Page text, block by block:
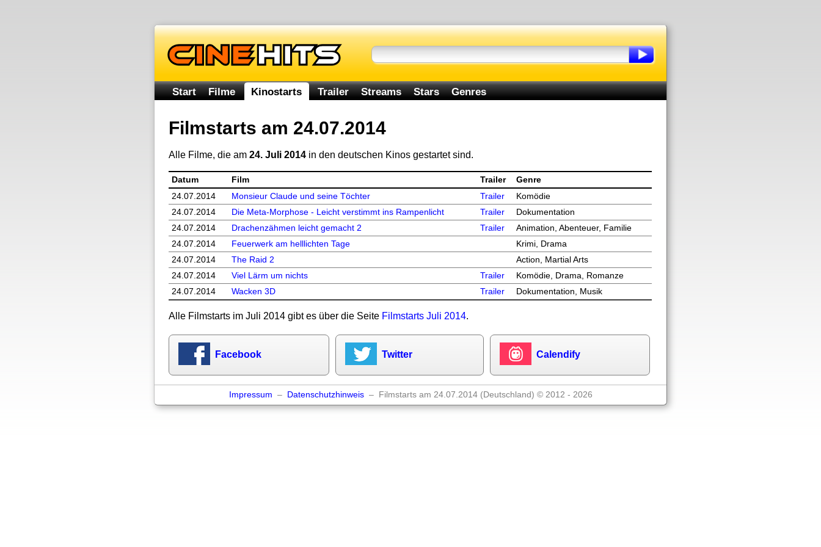
Start Filme Kinostarts Trailer Streams Stars Genres
Filmstarts am 24.07.2014
Alle Filme, die am24. Juli 2014 in den deutschen Kinos gestartet sind.
Datum Film Trailer
Genre
24.07.2014 Monsieur Claude und seine Töchter Trailer
Komödie
24.07.2014 Die Meta-Morphose - Leicht verstimmt ins Rampenlicht Trailer
Dokumentation
24.07.2014 Drachenzähmen leicht gemacht 2 Trailer
Animation, Abenteuer, Familie
24.07.2014 Feuerwerk am helllichten Tage
Krimi, Drama
24.07.2014 The Raid 2
Action, Martial Arts
24.07.2014 Viel Lärm um nichts Trailer
Komödie, Drama, Romanze
24.07.2014 Wacken 3D Trailer Dokumentation, Musik
Alle Filmstarts im Juli 2014 gibt es über die Seite Filmstarts Juli 2014.
Facebook Twitter Calendify
Impressum – Datenschutzhinweis– Filmstarts am 24.07.2014 (Deutschland) © 2012 - 2026